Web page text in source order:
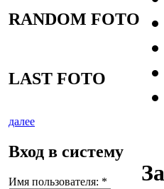
RANDOM FOTO
LAST FOTO
далее
Вход в систему
Имя пользователя: *